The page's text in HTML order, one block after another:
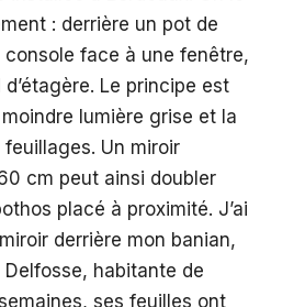
: derrière un pot de
face à une fenêtre,
Le principe est
lumière grise et la
Un miroir
cm peut ainsi doubler
placé à proximité. J’ai
derrière mon banian,
habitante de
ses feuilles ont